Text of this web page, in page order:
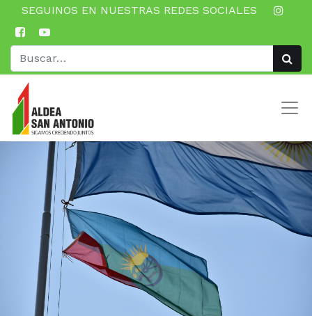
SEGUINOS EN NUESTRAS REDES SOCIALES